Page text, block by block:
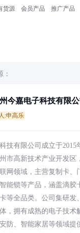
货源 会员产品 推广产品
今嘉电子科技有限公
:申高乐
技有限公司成立于2015
市高新技术产业开发区
网领域，主营复制卡、
能锁等产品，涵盖滴胶
等全品类。公司集研发
，拥有成熟的电子技术
防、智能家居等领域提